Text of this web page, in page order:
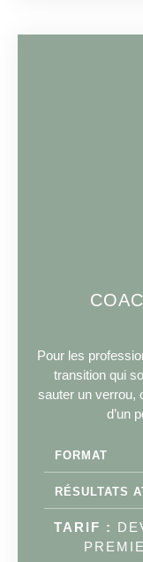
Pour les
transition qui
sauter un verrou,
d’un
FORMAT
RÉSULTATS
TARIF :